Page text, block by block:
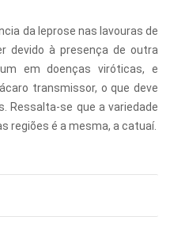
da leprose nas lavouras de
devido à presença de outra
em doenças viróticas, e
transmissor, o que deve
Ressalta-se que a variedade
regiões é a mesma, a catuaí.